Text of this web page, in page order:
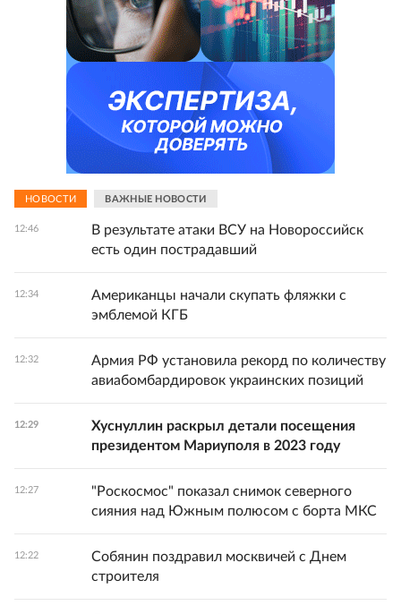
НОВОСТИ ВАЖНЫЕ НОВОСТИ
12:46
В результате атаки ВСУ на Новороссийск
есть один пострадавший
12:34
Американцы начали скупать фляжки с
эмблемой КГБ
12:32
Армия РФ установила рекорд по количеству
авиабомбардировок украинских позиций
12:29
Хуснуллин раскрыл детали посещения
президентом Мариуполя в 2023 году
12:27
"Роскосмос" показал снимок северного
сияния над Южным полюсом с борта МКС
12:22
Собянин поздравил москвичей с Днем
строителя